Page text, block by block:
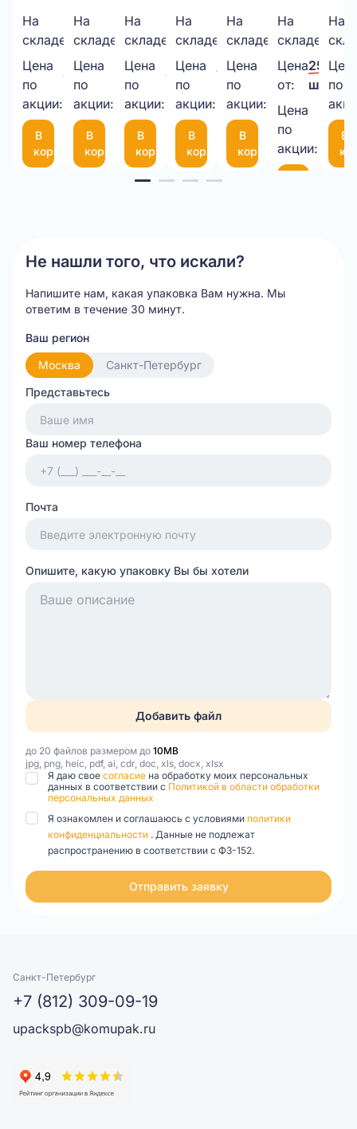
Бумажный
наполнитель
крафт
3,8мм,
1кг.
На
складе:
30
шт.
Цена
по
акции:
650,00 ₽/
шт.
В
корзину
Скотч
48мм*50М,
40мкм
прозрачный
На
складе:
199
шт.
Цена
по
акции:
38,00 ₽/
шт.
В
корзину
ПАКЕТ
ИЗ
ВПП
3-
10-
75
(300*200мм)
На
складе:
260
шт.
Цена
по
акции:
6,00 ₽/
шт.
В
корзину
Курьерский
пакет
340х460
50
мкм
На
складе:
2200
шт.
Цена
по
акции:
7,50 ₽/
шт.
В
корзину
Перчатки
Х/Б
С 2
латексами
(пара)
На
складе:
100
шт.
Цена
по
акции:
30,00 ₽/
шт.
В
корзину
Защитный
уголок
из
картона
На
складе:
974
шт.
Цена
от:
25,00
шт.
Цена
по
акции:
50
На
по
В
Не нашли того, что искали?
Напишите нам, какая упаковка Вам нужна. Мы
ответим в течение 30 минут.
Ваш регион
Москва
Санкт-Петербург
Представьтесь
Ваш номер телефона
Почта
Опишите, какую упаковку Вы бы хотели
Добавить файл
до 20 файлов размером до 10MB
jpg, png, heic, pdf, ai, cdr, doc, xls, docx, xlsx
Я даю свое согласие на обработку моих персональных
данных в соответствии с Политикой в области обработки
персональных данных
Я ознакомлен и соглашаюсь с условиями политики
конфиденциальности . Данные не подлежат
распространению в соответствии с ФЗ-152.
Отправить заявку
Санкт-Петербург
+7 (812) 309-09-19
upackspb@komupak.ru